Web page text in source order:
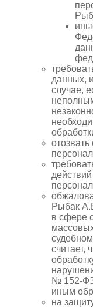
данных,
случае,
Рыбак
в сфере
считает,
№ 152-
иным
на